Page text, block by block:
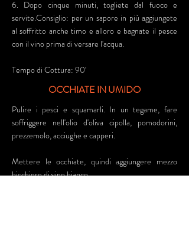
6. Dopo cinque minuti, togliete dal fuoco e
servite.Consiglio: per un sapore in più aggiungete
al soffritto anche timo e alloro e bagnate il pesce
con il vino prima di versare l'acqua.
Tempo di Cottura: 90'
OCCHIATE IN UMIDO
Pulire i pesci e squamarli. In un tegame, fare
soffriggere nell'olio d'oliva cipolla, pomodorini,
prezzemolo, acciughe e capperi.
Mettere le occhiate, quindi aggiungere mezzo
bicchiere di vino bianco.